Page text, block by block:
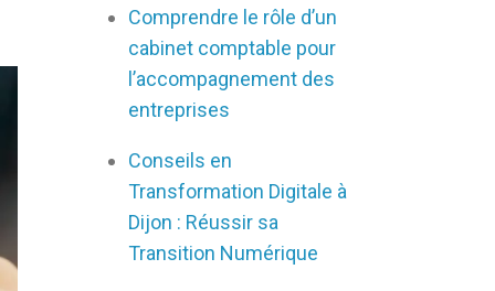
Comprendre le rôle d’un
cabinet comptable pour
l’accompagnement des
entreprises
Conseils en
Transformation Digitale à
Dijon : Réussir sa
Transition Numérique